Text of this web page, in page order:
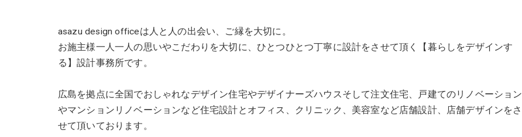
asazu design officeは人と人の出会い、ご縁を大切に。
お施主様一人一人の思いやこだわりを大切に、ひとつひとつ丁寧に設計をさせて頂く【暮らしをデザインす
る】設計事務所です。
広島を拠点に全国でおしゃれなデザイン住宅やデザイナーズハウスそして注文住宅、戸建てのリノベーション
やマンションリノベーションなど住宅設計とオフィス、クリニック、美容室など店舗設計、店舗デザインをさ
せて頂いております。